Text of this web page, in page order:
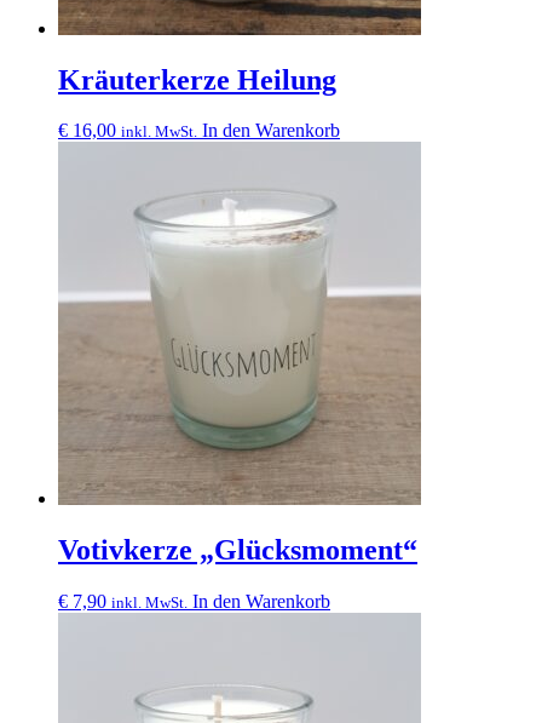
Kräuterkerze Heilung
€ 16,00 inkl. MwSt. In den Warenkorb
Votivkerze „Glücksmoment“
€ 7,90 inkl. MwSt. In den Warenkorb